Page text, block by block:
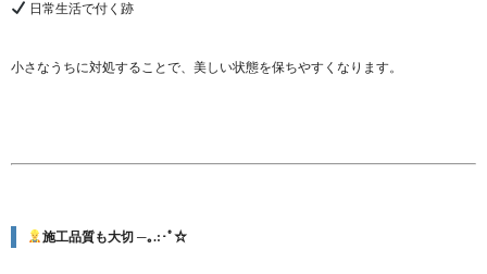
日常生活で付く跡
小さなうちに対処することで、美しい状態を保ちやすくなります。
施工品質も大切 ─｡.:･ﾟ☆